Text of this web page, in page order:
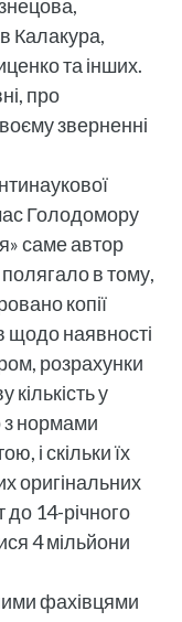
Калакура,
та інших.
про
зверненні
Голодомору
саме автор
в тому,
копії
щодо наявності
розрахунки
у
з нормами
і скільки їх
оригінальних
до 14-річного
4 мільйони
фахівцями